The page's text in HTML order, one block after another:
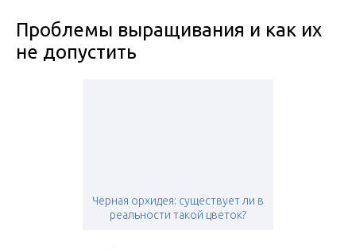
Проблемы выращивания и как их
не допустить
Чёрная орхидея: существует ли в
реальности такой цветок?